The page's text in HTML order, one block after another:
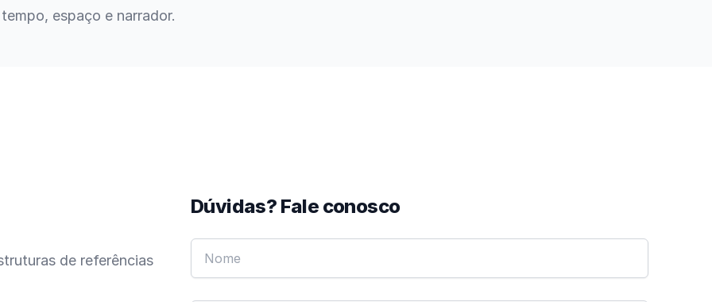
espaço e narrador.
de referências
Dúvidas? Fale conosco